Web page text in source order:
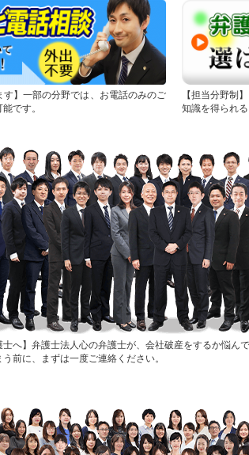
す
一部の分野では、お電話のみのご
です。
担当分野制
知識を得られる
士へ
弁護士法人心の弁護士が、会社破産をするか悩ん
前に、まずは一度ご連絡ください。